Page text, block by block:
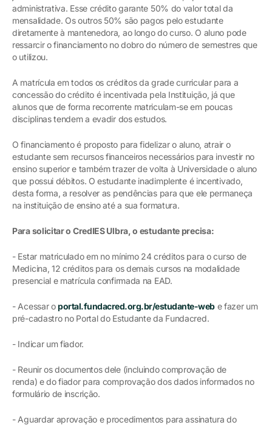
administrativa. Esse crédito garante 50% do valor total da
mensalidade. Os outros 50% são pagos pelo estudante
diretamente à mantenedora, ao longo do curso. O aluno pode
ressarcir o financiamento no dobro do número de semestres que
o utilizou.
A matrícula em todos os créditos da grade curricular para a
concessão do crédito é incentivada pela Instituição, já que
alunos que de forma recorrente matriculam-se em poucas
disciplinas tendem a evadir dos estudos.
O financiamento é proposto para fidelizar o aluno, atrair o
estudante sem recursos financeiros necessários para investir no
ensino superior e também trazer de volta à Universidade o aluno
que possui débitos. O estudante inadimplente é incentivado,
desta forma, a resolver as pendências para que ele permaneça
na instituição de ensino até a sua formatura.
Para solicitar o CredIES Ulbra, o estudante precisa:
- Estar matriculado em no mínimo 24 créditos para o curso de
Medicina, 12 créditos para os demais cursos na modalidade
presencial e matrícula confirmada na EAD.
- Acessar oportal.fundacred.org.br/estudante-webe fazer um
pré-cadastro no Portal do Estudante da Fundacred.
- Indicar um fiador.
- Reunir os documentos dele (incluindo comprovação de
renda) e do fiador para comprovação dos dados informados no
formulário de inscrição.
- Aguardar aprovação e procedimentos para assinatura do